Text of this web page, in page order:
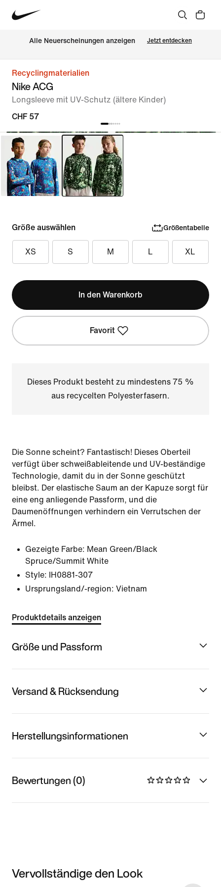
Alle Neuerscheinungen anzeigen Jetzt entdecken
Recyclingmaterialien
Nike ACG
Longsleeve mit UV-Schutz (ältere Kinder)
CHF 57
Größe auswählen Größentabelle
XS S M L XL
In den Warenkorb
Favorit
Dieses Produkt besteht zu mindestens 75 %
aus recycelten Polyesterfasern.
Die Sonne scheint? Fantastisch! Dieses Oberteil
verfügt über schweißableitende und UV-beständige
Technologie, damit du in der Sonne geschützt
bleibst. Der elastische Saum an der Kapuze sorgt für
eine eng anliegende Passform, und die
Daumenöffnungen verhindern ein Verrutschen der
Ärmel.
Gezeigte Farbe: Mean Green/Black
Spruce/Summit White
Style:
IH0881-307
Ursprungsland/-region: Vietnam
Produktdetails anzeigen
Größe und Passform
Versand & Rücksendung
Herstellungsinformationen
Bewertungen (0)
Vervollständige den Look